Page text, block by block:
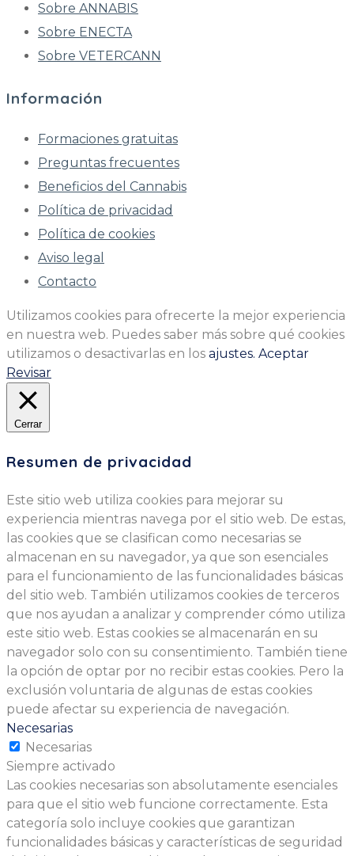
Sobre ANNABIS
Sobre ENECTA
Sobre VETERCANN
Información
Formaciones gratuitas
Preguntas frecuentes
Beneficios del Cannabis
Política de privacidad
Política de cookies
Aviso legal
Contacto
Utilizamos cookies para ofrecerte la mejor experiencia
en nuestra web. Puedes saber más sobre qué cookies
utilizamos o desactivarlas en los ajustes. Aceptar
Revisar
Cerrar
Resumen de privacidad
Este sitio web utiliza cookies para mejorar su
experiencia mientras navega por el sitio web. De estas,
las cookies que se clasifican como necesarias se
almacenan en su navegador, ya que son esenciales
para el funcionamiento de las funcionalidades básicas
del sitio web. También utilizamos cookies de terceros
que nos ayudan a analizar y comprender cómo utiliza
este sitio web. Estas cookies se almacenarán en su
navegador solo con su consentimiento. También tiene
la opción de optar por no recibir estas cookies. Pero la
exclusión voluntaria de algunas de estas cookies
puede afectar su experiencia de navegación.
Necesarias
Necesarias
Siempre activado
Las cookies necesarias son absolutamente esenciales
para que el sitio web funcione correctamente. Esta
categoría solo incluye cookies que garantizan
funcionalidades básicas y características de seguridad